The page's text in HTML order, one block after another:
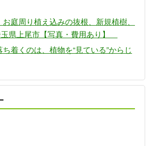
お庭周り植え込みの抜根、新規植樹、
県上尾市【写真・費用あり】
着くのは、植物を“見ている”からじ